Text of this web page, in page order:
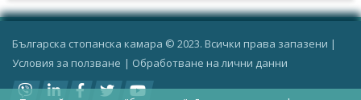
Българска стопанска камара © 2023. Всички права запазени |
Условия за ползване | Oбработване на лични данни